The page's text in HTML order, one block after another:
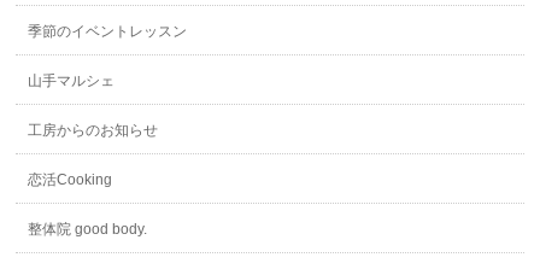
季節のイベントレッスン
山手マルシェ
工房からのお知らせ
恋活Cooking
整体院 good body.